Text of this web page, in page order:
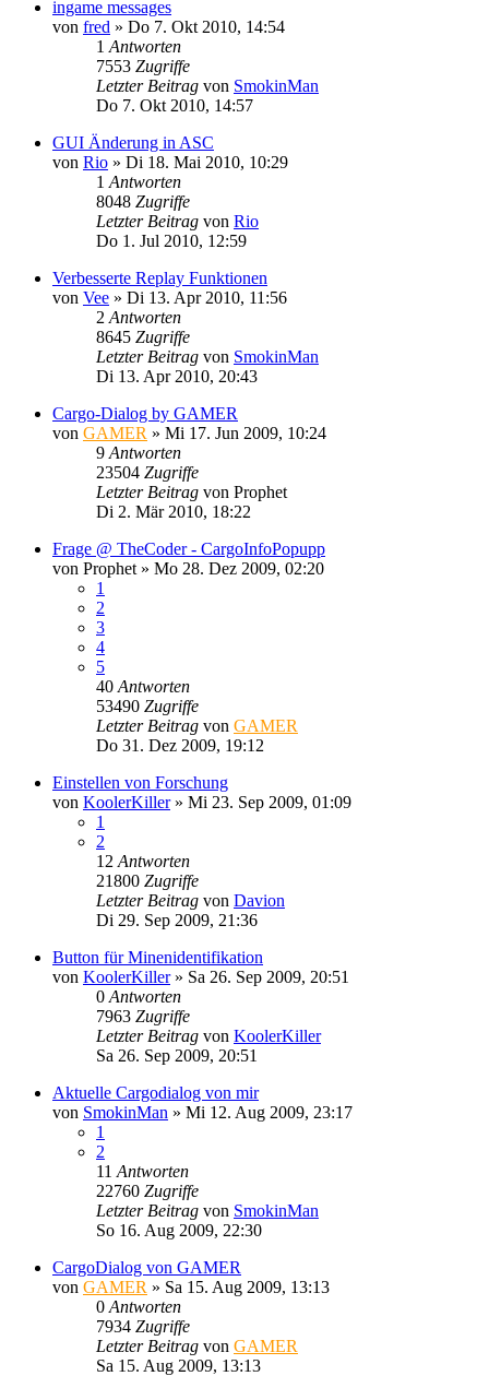
ingame messages
von fred » Do 7. Okt 2010, 14:54
1 Antworten
7553 Zugriffe
Letzter Beitrag von SmokinMan
Do 7. Okt 2010, 14:57
GUI Änderung in ASC
von Rio » Di 18. Mai 2010, 10:29
1 Antworten
8048 Zugriffe
Letzter Beitrag von Rio
Do 1. Jul 2010, 12:59
Verbesserte Replay Funktionen
von Vee » Di 13. Apr 2010, 11:56
2 Antworten
8645 Zugriffe
Letzter Beitrag von SmokinMan
Di 13. Apr 2010, 20:43
Cargo-Dialog by GAMER
von GAMER » Mi 17. Jun 2009, 10:24
9 Antworten
23504 Zugriffe
Letzter Beitrag von Prophet
Di 2. Mär 2010, 18:22
Frage @ TheCoder - CargoInfoPopupp
von Prophet » Mo 28. Dez 2009, 02:20
1
2
3
4
5
40 Antworten
53490 Zugriffe
Letzter Beitrag von GAMER
Do 31. Dez 2009, 19:12
Einstellen von Forschung
von KoolerKiller» Mi 23. Sep 2009, 01:09
1
2
12 Antworten
21800 Zugriffe
Letzter Beitrag von Davion
Di 29. Sep 2009, 21:36
Button für Minenidentifikation
von KoolerKiller» Sa 26. Sep 2009, 20:51
0 Antworten
7963 Zugriffe
Letzter Beitrag von KoolerKiller
Sa 26. Sep 2009, 20:51
Aktuelle Cargodialog von mir
von SmokinMan » Mi 12. Aug 2009, 23:17
1
2
11 Antworten
22760 Zugriffe
Letzter Beitrag von SmokinMan
So 16. Aug 2009, 22:30
CargoDialog von GAMER
von GAMER » Sa 15. Aug 2009, 13:13
0 Antworten
7934 Zugriffe
Letzter Beitrag von GAMER
Sa 15. Aug 2009, 13:13